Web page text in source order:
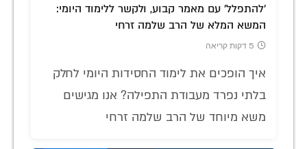
'להתפלל' עם מאמר קבוע, ולקשר ללימוד היומי:
המשא המלא של הרב שלמה זרחי
5 דקות קריאה
איך הופכים את לימוד החסידות היומי לחלק
בלתי נפרד מעבודת התפילה? אנו מגישים
משא מיוחד של הרב שלמה זרחי